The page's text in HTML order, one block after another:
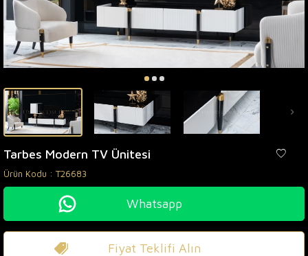
Tarbes Modern TV Ünitesi
Ürün Kodu : T26683
Whatsapp
Fiyat Teklifi Alın